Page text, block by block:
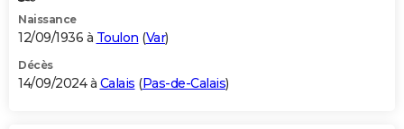
Naissance
12/09/1936 à Toulon (Var)
Décès
14/09/2024 à Calais (Pas-de-Calais)